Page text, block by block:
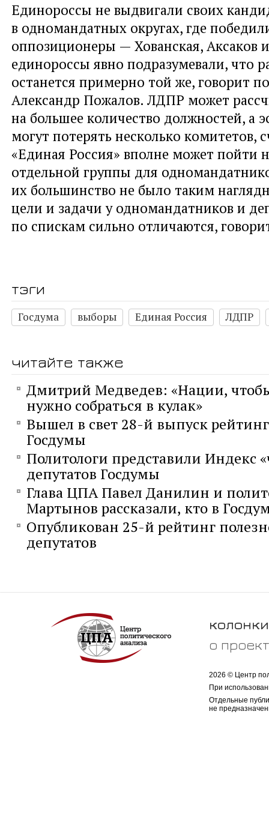
Единороссы не выдвигали своих
в одномандатных округах, где
оппозиционеры — Хованская, Аксаков
единороссы явно подразумевали, что
останется примерно той же, говорит
Александр Пожалов. ЛДПР может
на большее количество должностей, а
могут потерять несколько комитетов,
«Единая Россия» вполне может пойти
отдельной группы для
их большинство не было таким
цели и задачи у одномандатников и
по спискам сильно отличаются,
тэги
Госдума выборы Единая Россия ЛДПР
читайте также
Дмитрий Медведев: «Нации,
нужно собраться в кулак»
Вышел в свет 28-й выпуск
Госдумы
Политологи представили Индекс
депутатов Госдумы
Глава ЦПА Павел Данилин и
Мартынов рассказали, кто в
Опубликован 25-й рейтинг
депутатов
колонки
о
2026 © Центр
При
Отдельные
не